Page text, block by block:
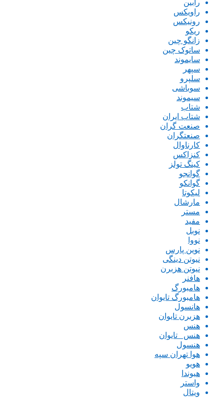
رابین
راویکس
رونیکس
ریکو
زانگو چین
ساتوک چین
سایموند
سپهر
سلپرو
سوباشی
سیموند
شتاب
شتاب ایران
صنعت گران
صنعتگران
کارناوال
کنزاکس
کینگ تولز
گوانجو
گوانکو
لیکوتا
مارشال
مستر
مفید
نوبل
نووا
نوین پارس
نیوتن دینگی
نیوتن هزبرن
هافنر
هامبورگ
هامبورگ تایوان
هانسول
هزبرن تایوان
هنس
هنس _تایوان
هنسول
هوا تهران سپه
هویو
هیوندا
واستر
ویتال